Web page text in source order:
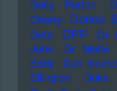
Dolly Parton
Cherry Donna
Dota
DPP Dr
John
Dr Motte
Eddy
Dub
Ellington
Duke